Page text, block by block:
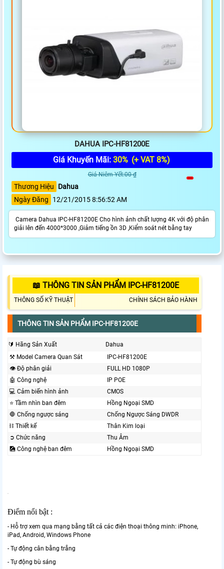
DAHUA IPC-HF81200E
Giá Khuyến Mãi: 30% (+ VAT 8%)
Giá Niêm Yết:00 ₫
Thương Hiệu
Dahua
Ngày Đăng
12/21/2015 8:56:52 AM
Camera Dahua IPC-HF81200E Cho hình ảnh chất lượng 4K với độ phân
giải lên đến 4000*3000 ,Giảm tiếng ồn 3D ,Kiểm soát nét bằng tay
📖 THÔNG TIN SẢN PHẨM IPC-HF81200E
THÔNG SỐ KỸ THUẬT CHÍNH SÁCH BẢO HÀNH
THÔNG TIN SẢN PHẨM IPC-HF81200E
🔰 Hãng Sản Xuất
Dahua
⚒ Model Camera Quan Sát
IPC-HF81200E
👁 Độ phân giải
FULL HD 1080P
🤖️ Công nghệ
IP POE
💻 Cảm biến hình ảnh
CMOS
⭐ Tầm nhìn ban đêm
Hồng Ngoại SMD
🛑 Chống ngược sáng
Chống Ngược Sáng DWDR
⛓ Thiết kế
Thân Kim loại
➲ Chức năng
Thu Âm
🎑 Công nghệ ban đêm
Hồng Ngoại SMD
Điểm nổi bật :
- Hỗ trợ xem qua mạng bằng tất cả các điện thoại thông minh: iPhone,
iPad, Android, Windows Phone
- Tự động cân bằng trắng
- Tự động bù sáng